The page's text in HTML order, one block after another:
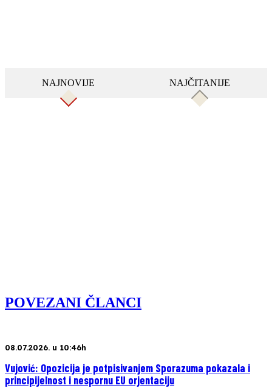
NAJNOVIJE NAJČITANIJE
POVEZANI ČLANCI
08.07.2026. u 10:46h
Vujović: Opozicija je potpisivanjem Sporazuma pokazala i
principijelnost i nespornu EU orjentaciju